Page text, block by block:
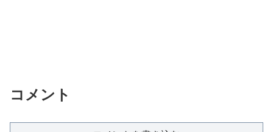
コメント